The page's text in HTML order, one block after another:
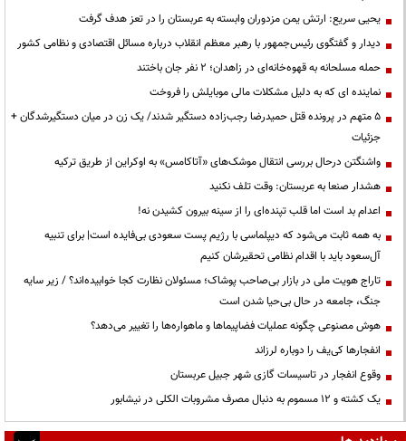
یحیی سریع: ارتش یمن مزدوران وابسته به عربستان را در تعز هدف گرفت
دیدار و گفتگوی رئیس‌جمهور با رهبر معظم انقلاب درباره مسائل اقتصادی و نظامی کشور
حمله مسلحانه به قهوه‌خانه‌ای در زاهدان؛ ۲ نفر جان باختند
نماینده ای که به دلیل مشکلات مالی موبایلش را فروخت
۵ متهم در پرونده قتل حمیدرضا رجب‌زاده دستگیر شدند/ یک زن در میان دستگیرشدگان +
جزئیات
واشنگتن درحال بررسی انتقال موشک‌های «آتاکامس» به اوکراین از طریق ترکیه
هشدار صنعا به عربستان: وقت تلف نکنید
اعدام بد است اما قلب تپنده‌ای را از سینه بیرون کشیدن نه!
به همه ثابت می‌شود که دیپلماسی با رژیم پست سعودی بی‌فایده است| برای تنبیه
آل‌سعود باید با اقدام نظامی تحقیرشان کنیم
تاراج هویت ملی در بازار بی‌صاحب پوشاک؛ مسئولان نظارت کجا خوابیده‌اند؟ / زیر سایه
جنگ، جامعه در حال بی‌حیا شدن است
هوش مصنوعی چگونه عملیات فضاپیماها و ماهواره‌ها را تغییر می‌دهد؟
انفجارها کی‌یف را دوباره لرزاند
وقوع انفجار در تاسیسات گازی شهر جبیل عربستان
یک کشته و ۱۲ مسموم به دنبال مصرف مشروبات الکلی در نیشابور